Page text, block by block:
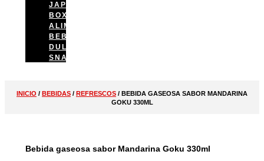
JAPAN
BOX
ALIMENTACIÓN
BEBIDAS
DULCES
SNACKS
INICIO / BEBIDAS / REFRESCOS / BEBIDA GASEOSA SABOR MANDARINA
GOKU 330ML
Bebida gaseosa sabor Mandarina Goku 330ml